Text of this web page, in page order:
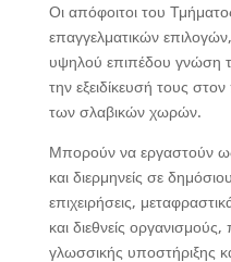
Οι απόφοιτοι του
επαγγελματικών
υψηλού επιπέδου γνώση
την εξειδίκευσή τους στον
των σλαβικών χωρών.
Μπορούν να εργαστούν
και διερμηνείς σε
επιχειρήσεις,
και διεθνείς
γλωσσικής υποστήριξης